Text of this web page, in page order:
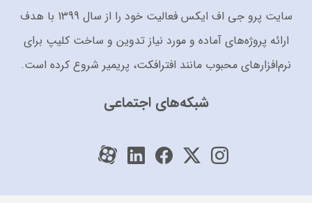
سایت پرو جی اف ایکس فعالیت خود را از سال 1399 با هدف
ارائه پروژه‌های آماده و مورد نیاز تدوین و ساخت کلیپ برای
نرم‌افزارهای محبوب مانند افترافکت، پریمیر شروع کرده است.
شبکه‌های اجتماعی